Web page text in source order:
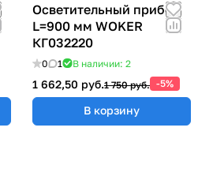
Осветительный прибор
L=900 мм WOKER
КГ032220
0 1 В наличии: 2
1 662,50 руб.1 750 руб. -5%
В корзину